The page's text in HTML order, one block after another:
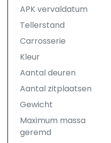
APK vervaldatum
Tellerstand
Carrosserie
Kleur
Aantal deuren
Aantal zitplaatsen
Gewicht
Maximum massa
geremd